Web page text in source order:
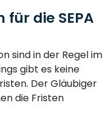
die SEPA
sind in der Regel im
gibt es keine
Der Gläubiger
die Fristen